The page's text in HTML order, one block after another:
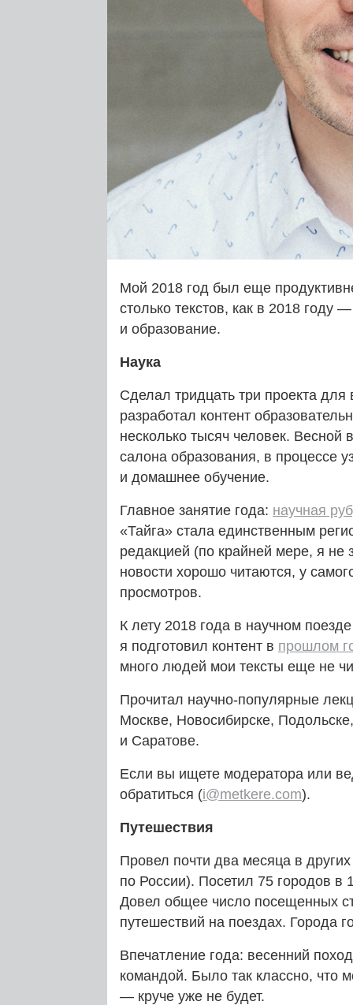
Мой 2018 год был еще
столько текстов, как в 2018 году
и образование.
Наука
Сделал тридцать три проекта
разработал контент
несколько тысяч человек. Весной
салона образования, в процессе
и домашнее обучение.
Главное занятие года: научная
«Тайга» стала единственным
редакцией (по крайней мере, я не
новости хорошо читаются, у
просмотров.
К лету 2018 года в научном
я подготовил контент в прошлом
много людей мои тексты еще не
Прочитал научно-популярные
Москве, Новосибирске,
и Саратове.
Если вы ищете модератора или
обратиться (i@metkere.com).
Путешествия
Провел почти два месяца в
по России). Посетил 75 городов в
Довел общее число посещенных
путешествий на поездах. Города
Впечатление года: весенний
командой. Было так классно, что
— круче уже не будет.